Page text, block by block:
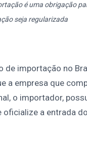
é uma obrigação
seja regularizada
de importação no
a empresa que
o importador,
oficialize a entrada